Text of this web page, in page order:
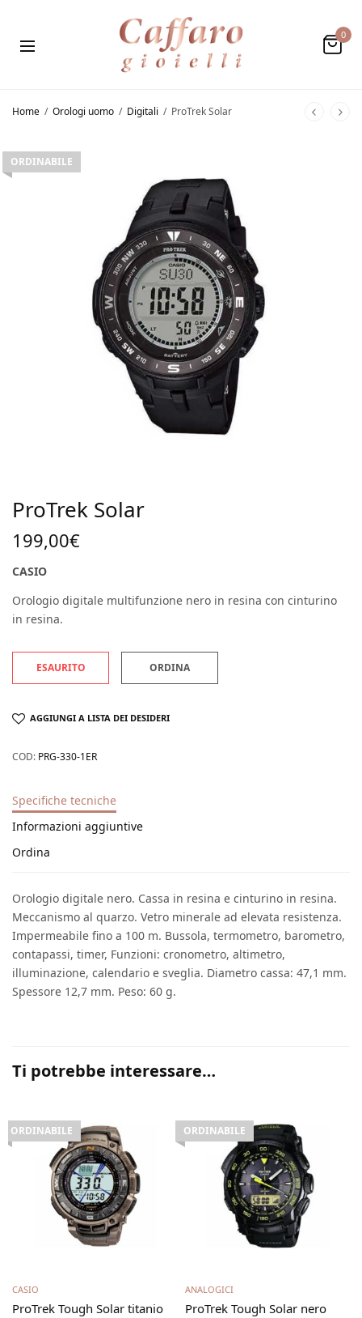
0
Home / Orologi uomo / Digitali / ProTrek Solar
ORDINABILE
ProTrek Solar
199,00€
CASIO
Orologio digitale multifunzione nero in resina con cinturino
in resina.
ESAURITO ORDINA
AGGIUNGI A LISTA DEI DESIDERI
COD: PRG-330-1ER
Specifiche tecniche
Informazioni aggiuntive
Ordina
Orologio digitale nero. Cassa in resina e cinturino in resina.
Meccanismo al quarzo. Vetro minerale ad elevata resistenza.
Impermeabile fino a 100 m. Bussola, termometro, barometro,
contapassi, timer, Funzioni: cronometro, altimetro,
illuminazione, calendario e sveglia. Diametro cassa: 47,1 mm.
Spessore 12,7 mm. Peso: 60 g.
Ti potrebbe interessare…
ORDINABILE
CASIO
ProTrek Tough Solar titanio
ORDINABILE
ANALOGICI
ProTrek Tough Solar nero